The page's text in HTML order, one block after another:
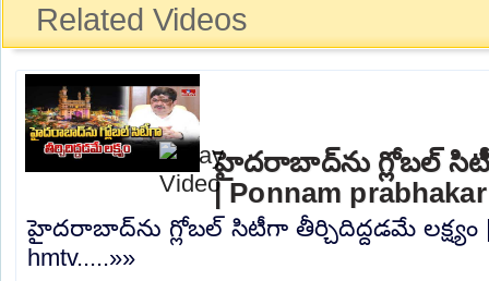
Related Videos
హైదరాబాద్‌ను గ్లోబల్
| Ponnam
హైదరాబాద్‌ను గ్లోబల్ సిటీగా తీర్చిదిద్దడమే లక్ష్యం |
hmtv.....»»